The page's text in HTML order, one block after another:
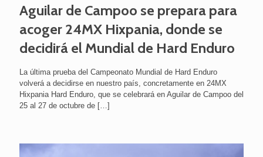
Aguilar de Campoo se prepara para
acoger 24MX Hixpania, donde se
decidirá el Mundial de Hard Enduro
La última prueba del Campeonato Mundial de Hard Enduro
volverá a decidirse en nuestro país, concretamente en 24MX
Hixpania Hard Enduro, que se celebrará en Aguilar de Campoo del
25 al 27 de octubre de […]